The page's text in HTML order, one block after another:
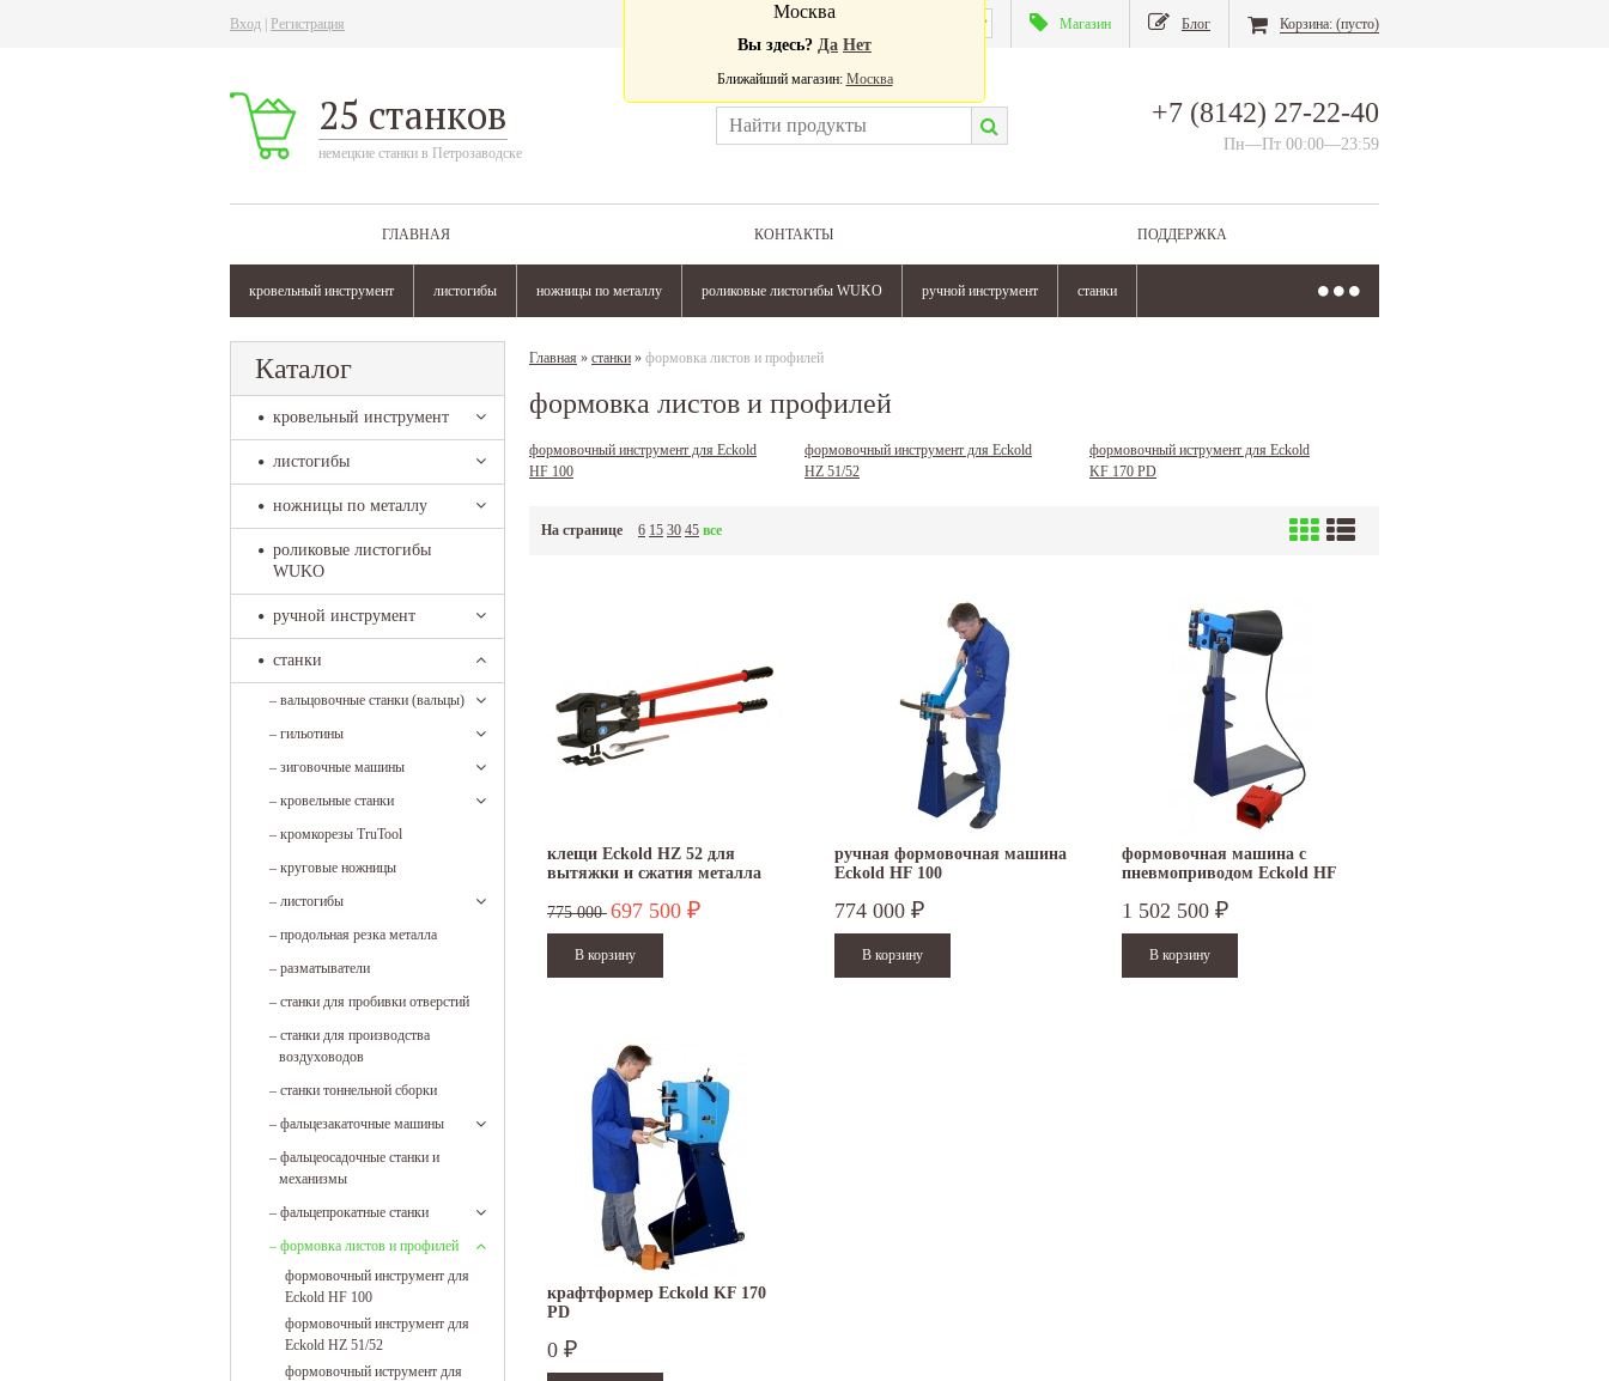
Вход Регистрация Магазин Блог Корзина: (пусто)
25 станков
немецкие станки в Петрозаводске
+7 (8142) 27-22-40
Пн—Пт 00:00—23:59
ГЛАВНАЯ КОНТАКТЫ ПОДДЕРЖКА
кровельный инструмент листогибы ножницы по металлу роликовые листогибы WUKO ручной инструмент станки
Москва
Вы здесь? Да Нет
Ближайший магазин: Москва
Каталог
кровельный инструмент
листогибы
ножницы по металлу
роликовые листогибы
WUKO
ручной инструмент
станки
– вальцовочные станки (вальцы)
– гильотины
– зиговочные машины
– кровельные станки
– кромкорезы TruTool
– круговые ножницы
– листогибы
– продольная резка металла
– разматыватели
– станки для пробивки отверстий
– станки для производства
воздуховодов
– станки тоннельной сборки
– фальцезакаточные машины
– фальцеосадочные станки и
механизмы
– фальцепрокатные станки
– формовка листов и профилей
формовочный инструмент для
Eckold HF 100
формовочный инструмент для
Eckold HZ 51/52
формовочный иструмент для
Главная » станки » формовка листов и профилей
формовка листов и профилей
формовочный инструмент для Eckold
HF 100
формовочный инструмент для Eckold
HZ 51/52
формовочный иструмент для Eckold
KF 170 PD
На странице 6 15 30 45 все
клещи Eckold HZ 52 для
вытяжки и сжатия металла
775 000 697 500 ₽
ручная формовочная машина
Eckold HF 100
774 000 ₽
формовочная машина с
пневмоприводом Eckold HF
1 502 500 ₽
крафтформер Eckold KF 170
PD
0 ₽